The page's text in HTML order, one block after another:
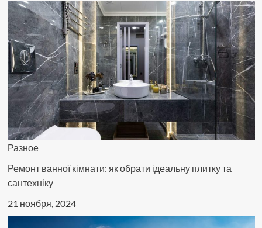
Разное
Ремонт ванної кімнати: як обрати ідеальну плитку та
сантехніку
21 ноября, 2024